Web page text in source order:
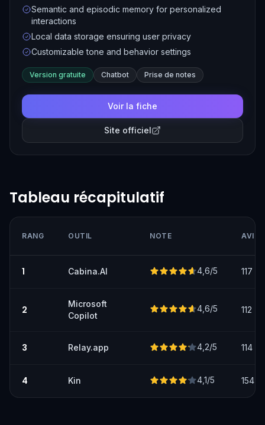
privacy by storing information locally on the user's
Semantic and episodic memory for personalized
interactions
Local data storage ensuring user privacy
Customizable tone and behavior settings
Version gratuite Chatbot Prise de notes
Voir la fiche
Site officiel
Tableau récapitulatif
RANG OUTIL NOTE AVIS
1 Cabina.AI 4,6/5 117
2
Microsoft
Copilot
4,6/5 112
3 Relay.app 4,2/5 114
4 Kin 4,1/5 154